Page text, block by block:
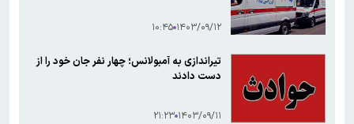
۱۴۰۳/۰۹/۱۲ ۱۰:۴۵
تیراندازی به آمبولانس؛ چهار نفر جان خود را از
دست دادند
۱۴۰۳/۰۹/۱۱ ۲۱:۲۳